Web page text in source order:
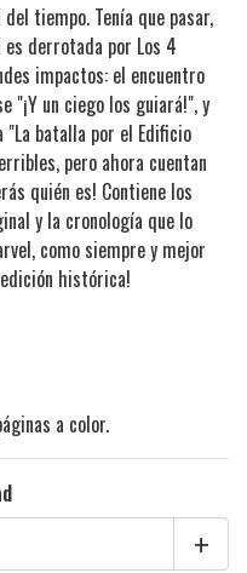
tiempo. Tenía que pasar,
derrotada por Los 4
impactos: el encuentro
"¡Y un ciego los guiará!", y
batalla por el Edificio
pero ahora cuentan
quién es! Contiene los
y la cronología que lo
como siempre y mejor
histórica!
a color.
+